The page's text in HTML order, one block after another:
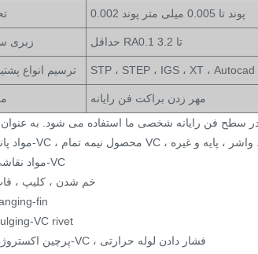
0.002 پوند تا 0.005 میلی متر پوند
زبری حداقل RA0.1 تا 3.2
ترسیم انواع
مهر زدن براکت فن رایانه
2> مواد نقاشی-VC
3> خم شدن ، کلیپ ،
fin
VC rivet
6> پرچین اکستروژن-VC ، فشار دادن لوله حرارتی